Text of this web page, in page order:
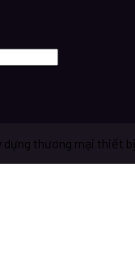
dựng thương mại thiết